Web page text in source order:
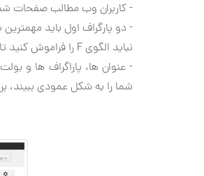
- كاربران وب مطالب صفحات
- دو پارگراف اول باید
نباید الگوی F را فراموش كنید تا شاید بقیه مطلب خوانده شود.
- عنوان ها، پاراگراف ها و
شما را به شكل عمودی ببیند،